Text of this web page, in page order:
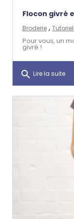
Flocon givré
Broderie ,
Pour vous, un
givré !
search Lire la suite